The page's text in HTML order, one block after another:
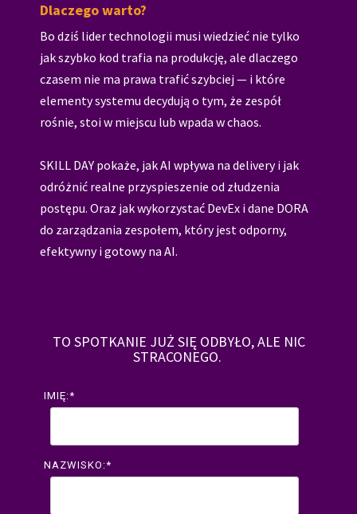
Dlaczego warto?
Bo dziś lider technologii musi wiedzieć nie tylko
jak szybko kod trafia na produkcję, ale dlaczego
czasem nie ma prawa trafić szybciej — i które
elementy systemu decydują o tym, że zespół
rośnie, stoi w miejscu lub wpada w chaos.
SKILL DAY pokaże, jak AI wpływa na delivery i jak
odróżnić realne przyspieszenie od złudzenia
postępu. Oraz jak wykorzystać DevEx i dane DORA
do zarządzania zespołem, który jest odporny,
efektywny i gotowy na AI.
TO SPOTKANIE JUŻ SIĘ ODBYŁO, ALE NIC
STRACONEGO.
IMIĘ:*
NAZWISKO:*